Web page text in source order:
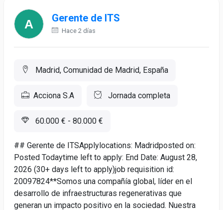
Gerente de ITS
Hace 2 días
Madrid, Comunidad de Madrid, España
Acciona S.A Jornada completa
60.000 € - 80.000 €
## Gerente de ITSApplylocations: Madridposted on:
Posted Todaytime left to apply: End Date: August 28,
2026 (30+ days left to apply)job requisition id:
20097824**Somos una compañía global, líder en el
desarrollo de infraestructuras regenerativas que
generan un impacto positivo en la sociedad. Nuestra